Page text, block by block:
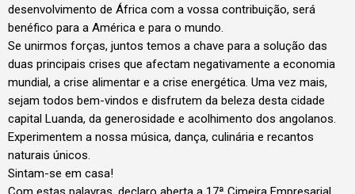
desenvolvimento de África com a vossa contribuição, será
benéfico para a América e para o mundo.
Se unirmos forças, juntos temos a chave para a solução das
duas principais crises que afectam negativamente a economia
mundial, a crise alimentar e a crise energética. Uma vez mais,
sejam todos bem-vindos e disfrutem da beleza desta cidade
capital Luanda, da generosidade e acolhimento dos angolanos.
Experimentem a nossa música, dança, culinária e recantos
naturais únicos.
Sintam-se em casa!